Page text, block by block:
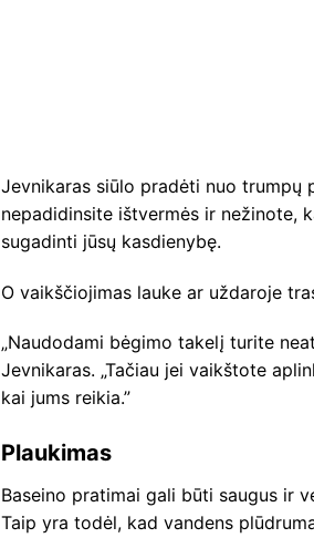
Jevnikaras siūlo pradėti nuo trumpų
nepadidinsite ištvermės ir nežinote,
sugadinti jūsų kasdienybę.
O vaikščiojimas lauke ar uždaroje
„Naudodami bėgimo takelį turite
Jevnikaras. „Tačiau jei vaikštote
kai jums reikia.”
Plaukimas
Baseino pratimai gali būti saugus ir
Taip yra todėl, kad vandens